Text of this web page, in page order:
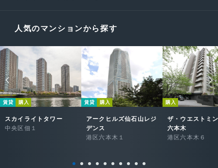
人気のマンションから探す
賃貸 購入
スカイライトタワー
中央区佃１
賃貸 購入
アークヒルズ仙石山レジ
デンス
港区六本木１
購入
ザ・ウエストミ
六本木
港区六本木６